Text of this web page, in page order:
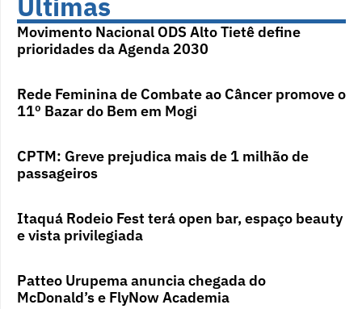
Movimento Nacional ODS Alto Tietê define
prioridades da Agenda 2030
Rede Feminina de Combate ao Câncer promove o
11º Bazar do Bem em Mogi
CPTM: Greve prejudica mais de 1 milhão de
passageiros
Itaquá Rodeio Fest terá open bar, espaço beauty
e vista privilegiada
Patteo Urupema anuncia chegada do
McDonald’s e FlyNow Academia